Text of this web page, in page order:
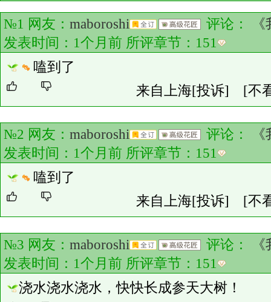
№1 网友： maboroshi 评论：
发表时间：1个月前 所评章节： 151
嗑到了
来自上海[投诉] [不
№2 网友： maboroshi 评论：
发表时间：1个月前 所评章节： 151
嗑到了
来自上海[投诉] [不
№3 网友： maboroshi 评论：
发表时间：1个月前 所评章节： 151
浇水浇水浇水，快快长成参天大树！